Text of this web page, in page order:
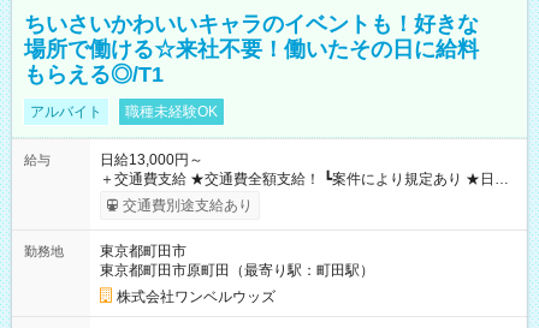
ちいさいかわいいキャラのイベントも！好きな
場所で働ける☆来社不要！働いたその日に給料
もらえる◎/T1
アルバイト 職種未経験OK
給与
日給13,000円～
＋交通費支給 ★交通費全額支給！ ┗案件により規定あり ★日払
いOK！（規定あり） ┗働いたその日に現金GET♪ お仕事後はコ
ンビニATMから 日払い分を引き落とせます！ 【試用期間】試
交通費別途支給あり
勤務地
東京都町田市
東京都町田市原町田（最寄り駅：町田駅）
株式会社ワンベルウッズ